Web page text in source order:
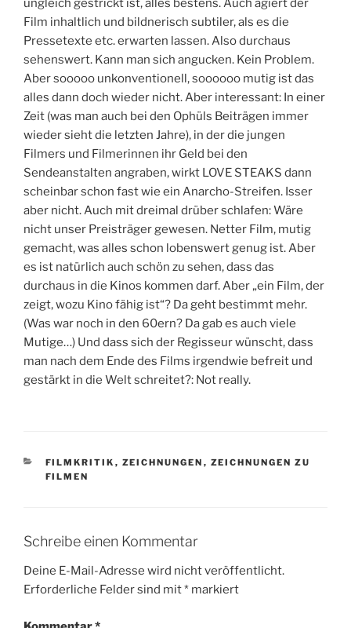
ungleich gestrickt ist, alles bestens. Auch agiert der
Film inhaltlich und bildnerisch subtiler, als es die
Pressetexte etc. erwarten lassen. Also durchaus
sehenswert. Kann man sich angucken. Kein Problem.
Aber sooooo unkonventionell, soooooo mutig ist das
alles dann doch wieder nicht. Aber interessant: In einer
Zeit (was man auch bei den Ophüls Beiträgen immer
wieder sieht die letzten Jahre), in der die jungen
Filmers und Filmerinnen ihr Geld bei den
Sendeanstalten angraben, wirkt LOVE STEAKS dann
scheinbar schon fast wie ein Anarcho-Streifen. Isser
aber nicht. Auch mit dreimal drüber schlafen: Wäre
nicht unser Preisträger gewesen. Netter Film, mutig
gemacht, was alles schon lobenswert genug ist. Aber
es ist natürlich auch schön zu sehen, dass das
durchaus in die Kinos kommen darf. Aber „ein Film, der
zeigt, wozu Kino fähig ist“? Da geht bestimmt mehr.
(Was war noch in den 60ern? Da gab es auch viele
Mutige…) Und dass sich der Regisseur wünscht, dass
man nach dem Ende des Films irgendwie befreit und
gestärkt in die Welt schreitet?: Not really.
KATEGORIEN
FILMKRITIK , ZEICHNUNGEN , ZEICHNUNGEN ZU
FILMEN
Schreibe einen Kommentar
Deine E-Mail-Adresse wird nicht veröffentlicht.
Erforderliche Felder sind mit* markiert